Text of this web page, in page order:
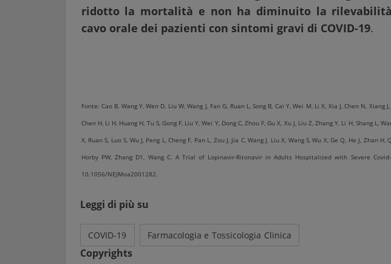
ridotto la mortalità e non ha diminuito la
cavo orale dei pazienti con sintomi gravi di COVID-19.
Fonte: Cao B, Wang Y, Wen D, Liu W, Wang J, Fan G, Ruan L, Song B, Cai Y, Wei M, Li X, Xia J, Chen N, Xiang
Chen H, Li H, Huang H, Tu S, Gong F, Liu Y, Wei Y, Dong C, Zhou F, Gu X, Xu J, Liu Z, Zhang Y, Li H, Shang L,
X, Ruan S, Luo S, Wu J, Peng L, Cheng F, Pan L, Zou J, Jia C, Wang J, Liu X, Wang S, Wu X, Ge Q, He J, Zhan H,
Horby PW, Zhang D1, Wang C. A Trial of Lopinavir-Ritonavir in Adults Hospitalized with Severe
10.1056/NEJMoa2001282.
Leggi di più su
COVID-19 Farmacologia e Tossicologia Clinica
Copyrights